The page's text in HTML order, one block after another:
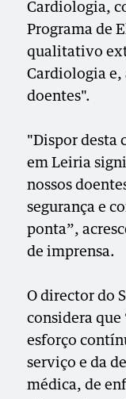
Cardiologia,
Programa de
qualitativo
Cardiologia e,
doentes".
"Dispor desta
em Leiria
nossos
segurança e
ponta”,
de imprensa.
O director do
considera que
esforço
serviço e da
médica, de